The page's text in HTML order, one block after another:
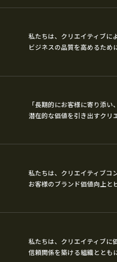
私たちは、クリエイティブによ
ビジネスの品質を高めるため
「長期的にお客様に寄り添い、
潜在的な価値を引き出すクリ
私たちは、クリエイティブコ
お客様のブランド価値向上と
私たちは、クリエイティブに
信頼関係を築ける組織ととも